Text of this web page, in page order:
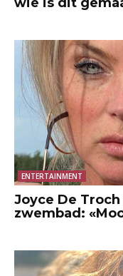
ENTERTAINMENT
Joyce De
zwembad: